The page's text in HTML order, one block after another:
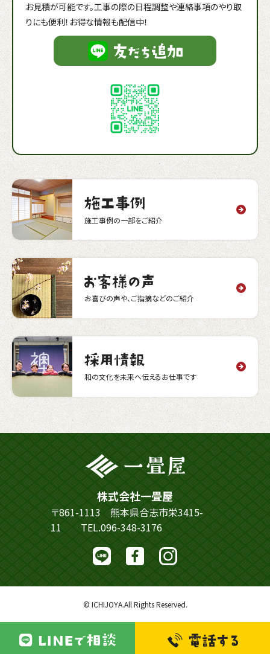
お見積が可能です。工事の際の日程調整や連絡事項のやり取
りにも便利！お得な情報も配信中！
施工事例の一部をご紹介
お喜びの声や、ご指摘などのご紹介
和の文化を未来へ伝えるお仕事です
株式会社一畳屋
〒861-1113 熊本県合志市栄3415-
11 TEL.096-348-3176
© ICHIJOYA.All Rights Reserved.